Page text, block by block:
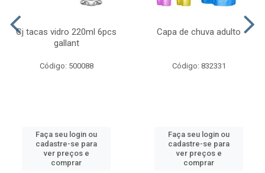
Cj tacas vidro 220ml 6pcs
gallant
Código: 500088
Faça seu login ou
cadastre-se para
ver preços e
comprar
Capa de chuva adulto
Código: 832331
Faça seu login ou
cadastre-se para
ver preços e
comprar